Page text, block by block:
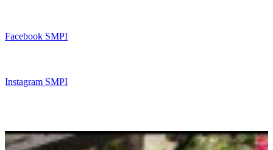
Facebook SMPI
Instagram SMPI